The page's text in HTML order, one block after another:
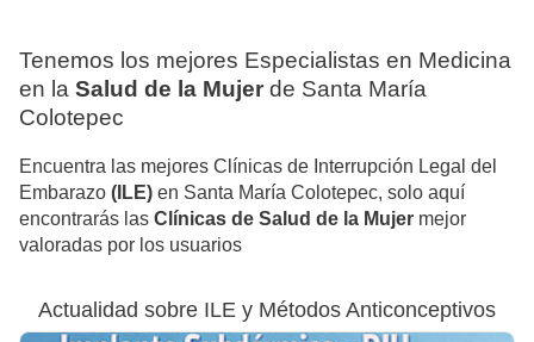
Tenemos los mejores Especialistas en Medicina
en la Salud de la Mujer de Santa María
Colotepec
Encuentra las mejores Clínicas de Interrupción Legal del
Embarazo (ILE) en Santa María Colotepec, solo aquí
encontrarás las Clínicas de Salud de la Mujer mejor
valoradas por los usuarios
Actualidad sobre ILE y Métodos Anticonceptivos